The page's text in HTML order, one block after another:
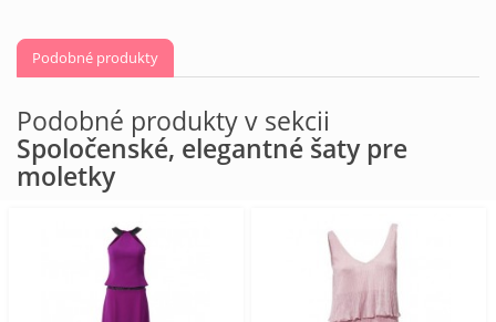
Podobné produkty
Podobné produkty v sekcii
Spoločenské, elegantné šaty pre
moletky